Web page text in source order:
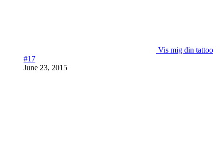
Vis mig din tattoo
#17
June 23, 2015